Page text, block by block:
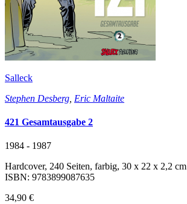
Salleck
Stephen Desberg Eric Maltaite
421 Gesamtausgabe 2
1984 - 1987
Hardcover, 240 Seiten, farbig, 30 x 22 x 2,2 cm
ISBN: 9783899087635
34,90 €